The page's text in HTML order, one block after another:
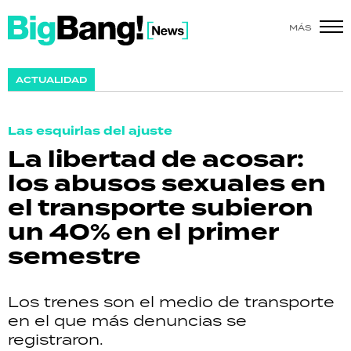
MÁS
ACTUALIDAD
Las esquirlas del ajuste
La libertad de acosar:
los abusos sexuales en
el transporte subieron
un 40% en el primer
semestre
Los trenes son el medio de transporte
en el que más denuncias se
registraron.
SHOW
ACTUALIDAD
POLICIALES
ECONOMÍA
GRAN HERMANO
SALUD
DEPORTES